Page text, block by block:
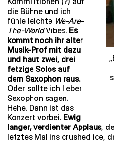
die Bühne und ich
fühle leichte We-Are-
The-WorldVibes. Es
kommt noch ihr alter
Musik-Prof mit dazu
und haut zwei, drei
fetzige Solos auf
dem Saxophon raus.
Oder sollte ich lieber
Sexophon sagen.
Hehe. Dann ist das
Konzert vorbei. Ewig
langer, verdienter Applaus,
letztes Mal ins crushed ice,